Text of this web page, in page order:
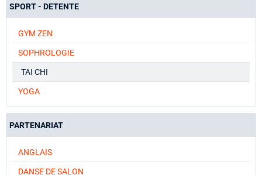
SPORT - DETENTE
GYM ZEN
SOPHROLOGIE
TAI CHI
YOGA
PARTENARIAT
ANGLAIS
DANSE DE SALON